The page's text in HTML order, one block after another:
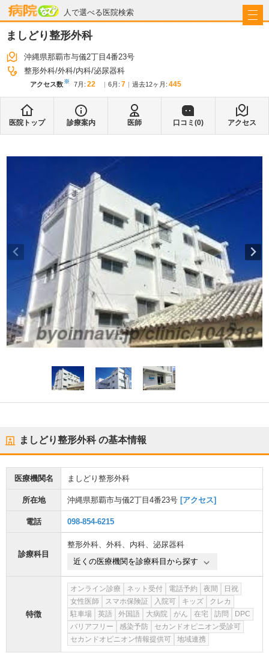
人で選べる医院検索
病院なび
ましどり整形外科
沖縄県那覇市与儀2丁目4番23号
整形外科 外科 内科 泌尿器科
アクセス数※ 7月 : 22 6月 : 7 過去12ヶ月: 445
医院トップ 診療案内 医師 口コミ(0) アクセス
ましどり整形外科の基本情報
医療機関名 ましどり整形外科
所在地 沖縄県那覇市与儀2丁目4番23号 [アクセス]
電話 098-854-6215
診療科目
整形外科、 外科、 内科、 泌尿器科
近くの医療機関を診療科目から探す
特徴
オンライン診療 ネット受付 電話予約 夜間
日祝
女性医師
スマホ保険証 入院可 キッズ
クレカ
駐車場
英語 外国語 大病院 がん 在宅 訪問
DPC
バリアフリー
感染予防
セカンドオピニオン受診可
セカンドオピニオン情報提供可
地域連携